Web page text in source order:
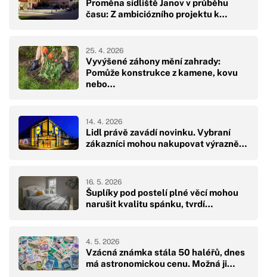
Proměna sídliště Janov v průběhu
času: Z ambiciózního projektu k…
Vyvýšené záhony mění zahrady:
Pomůže konstrukce z kamene, kovu
nebo…
25. 4. 2026
Lidl právě zavádí novinku. Vybraní
zákazníci mohou nakupovat výrazně…
14. 4. 2026
Šuplíky pod postelí plné věcí mohou
narušit kvalitu spánku, tvrdí…
16. 5. 2026
Vzácná známka stála 50 haléřů, dnes
má astronomickou cenu. Možná ji…
4. 5. 2026